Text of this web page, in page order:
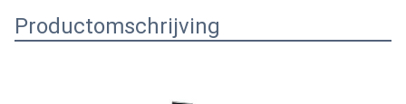
Productomschrijving